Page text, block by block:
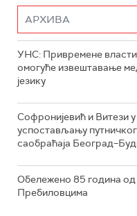
УНС: Привремене
омогуће извештавање
језику
Софронијевић и Витези
успостављању
саобраћаја
Обележено 85 година од
Пребиловцима